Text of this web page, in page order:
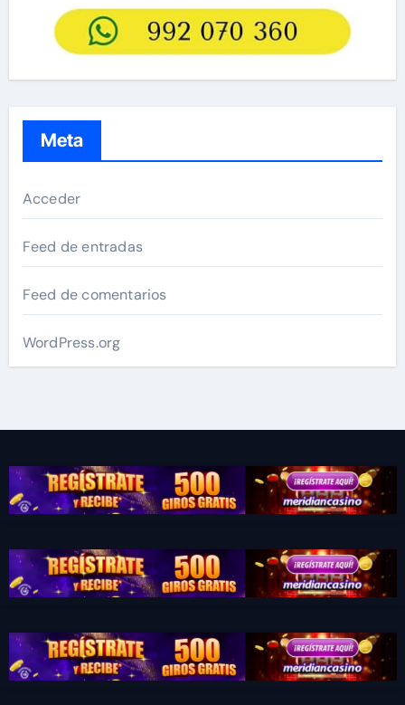
Meta
Acceder
Feed de entradas
Feed de comentarios
WordPress.org